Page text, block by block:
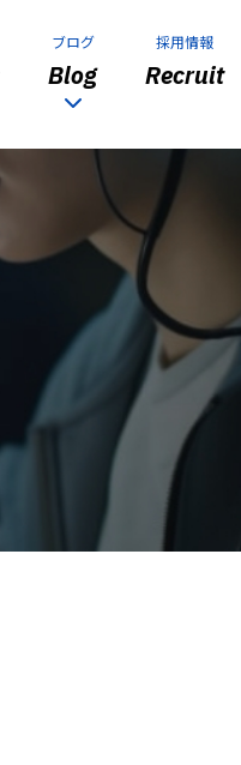
ブログ
Blog
採用情報
Recruit